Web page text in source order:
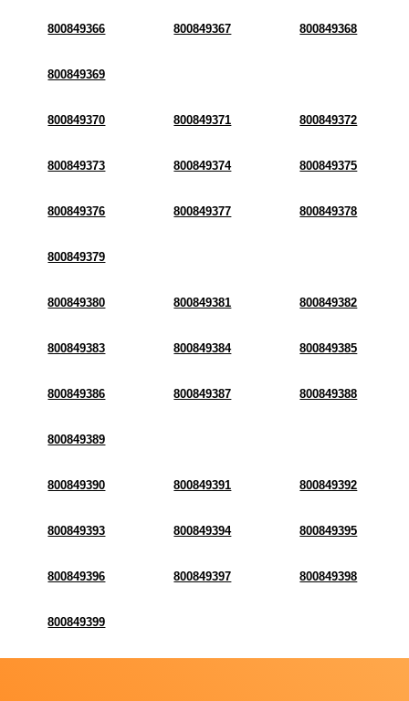
800849366 800849367 800849368
800849369
800849370 800849371 800849372
800849373 800849374 800849375
800849376 800849377 800849378
800849379
800849380 800849381 800849382
800849383 800849384 800849385
800849386 800849387 800849388
800849389
800849390 800849391 800849392
800849393 800849394 800849395
800849396 800849397 800849398
800849399